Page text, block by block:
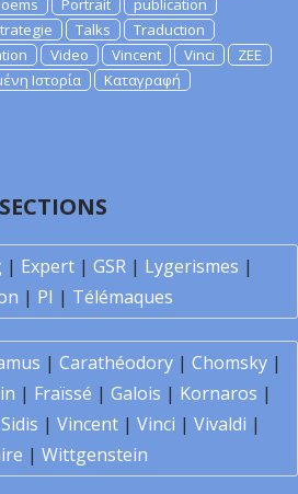
Portrait
publication
Talks
Traduction
Video Vincent Vinci
ZEE
Ιστορία Καταγραφή
SECTIONS
| Expert| GSR| Lygerismes |
| PI | Télémaques
| Carathéodory| Chomsky|
| Fraïssé | Galois | Kornaros |
Sidis | Vincent | Vinci | Vivaldi |
| Wittgenstein